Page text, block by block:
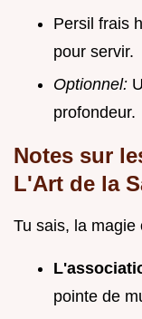
Persil frais
pour servir.
Optionnel:
profondeur.
Notes sur
L'Art de la
Tu sais, la magie
pointe de